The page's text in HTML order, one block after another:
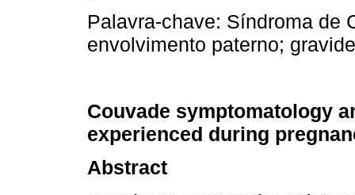
Palavra-chave: Síndroma de
envolvimento paterno;
Couvade symptomatology
experienced during
Abstract